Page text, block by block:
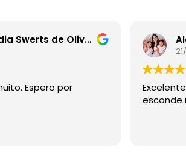
Ana Claudia Swerts de Oliveira
por
esconde